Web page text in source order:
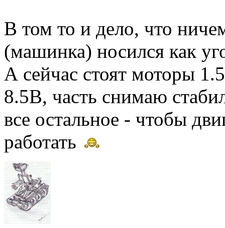
В том то и дело, что
(машинка) носился как
А сейчас стоят моторы
8.5В, часть снимаю
все остальное - чтобы
работать